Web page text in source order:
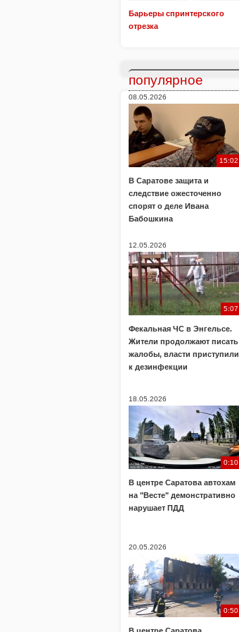
Барьеры спринтерского
отрезка
популярное
08.05.2026
15:02
В Саратове защита и
следствие ожесточенно
спорят о деле Ивана
Бабошкина
12.05.2026
5:07
Фекальная ЧС в Энгельсе.
Жители продолжают писать
жалобы, власти приступили
к дезинфекции
18.05.2026
0:10
В центре Саратова автохам
на "Весте" демонстративно
нарушает ПДД
20.05.2026
0:50